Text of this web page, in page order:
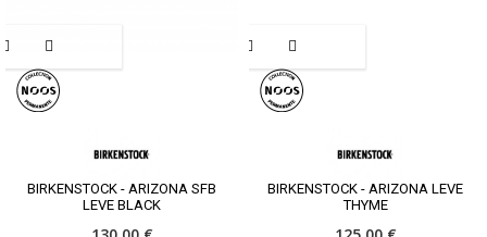
BIRKENSTOCK - ARIZONA SFB
LEVE BLACK
BIRKENSTOCK - ARIZONA LEVE
THYME